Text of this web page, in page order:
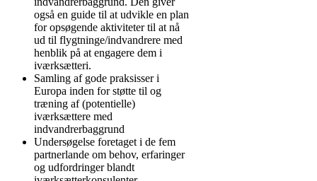
også en guide til at udvikle en plan
for opsøgende aktiviteter til at nå
ud til flygtninge/indvandrere med
henblik på at engagere dem i
iværksætteri.
Samling af gode praksisser i
Europa inden for støtte til og
træning af (potentielle)
iværksættere med
indvandrerbaggrund
Undersøgelse foretaget i de fem
partnerlande om behov, erfaringer
og udfordringer blandt